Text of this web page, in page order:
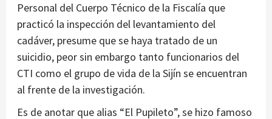
Personal del Cuerpo Técnico de la Fiscalía que
practicó la inspección del levantamiento del
cadáver, presume que se haya tratado de un
suicidio, peor sin embargo tanto funcionarios del
CTI como el grupo de vida de la Sijín se encuentran
al frente de la investigación.
Es de anotar que alias “El Pupileto”, se hizo famoso